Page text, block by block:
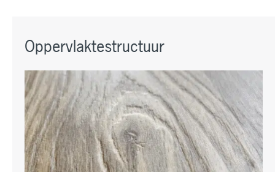
Oppervlaktestructuur